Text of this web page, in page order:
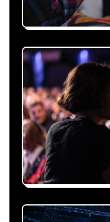
Recevez
sous 24h
Expliquez-nous
sous 24h avec
personnalisée,
événement et à
Nous